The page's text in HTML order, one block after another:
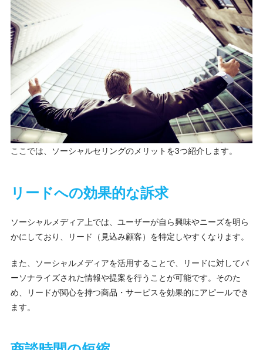
ここでは、ソーシャルセリングのメリットを3つ紹介します。
リードへの効果的な訴求
ソーシャルメディア上では、ユーザーが自ら興味やニーズを明ら
かにしており、リード（見込み顧客）を特定しやすくなります。
また、ソーシャルメディアを活用することで、リードに対してパ
ーソナライズされた情報や提案を行うことが可能です。そのた
め、リードが関心を持つ商品・サービスを効果的にアピールでき
ます。